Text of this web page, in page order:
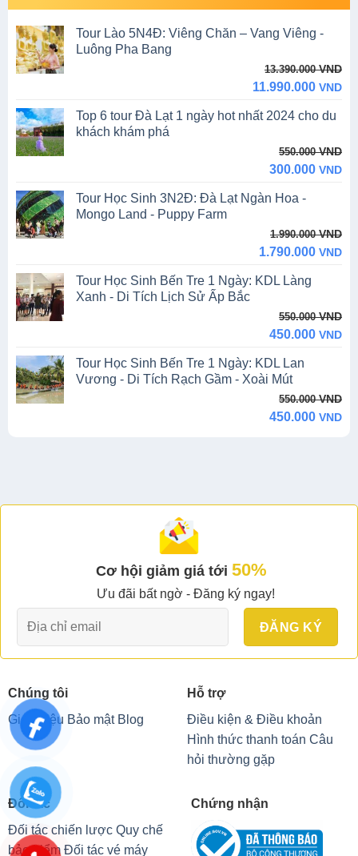
Tour Lào 5N4Đ: Viêng Chăn – Vang Viêng -
Luông Pha Bang
13.390.000VND
13.390.000 VND.
11.990.000 VND
11.990.000 VND.
Top 6 tour Đà Lạt 1 ngày hot nhất 2024 cho du
khách khám phá
550.000VND
550.000 VND.
300.000 VND
300.000 VND.
Tour Học Sinh 3N2Đ: Đà Lạt Ngàn Hoa -
Mongo Land - Puppy Farm
1.990.000VND
1.990.000 VND.
1.790.000 VND
1.790.000 VND.
Tour Học Sinh Bến Tre 1 Ngày: KDL Làng
Xanh - Di Tích Lịch Sử Ấp Bắc
550.000VND
550.000 VND.
450.000 VND
450.000 VND.
Tour Học Sinh Bến Tre 1 Ngày: KDL Lan
Vương - Di Tích Rạch Gầm - Xoài Mút
550.000VND
450.000 VND
Cơ hội giảm giá tới 50%
Ưu đãi bất ngờ - Đăng ký ngay!
Chúng tôi
Giới thiệu Bảo mật Blog
Hỗ trợ
Điều kiện & Điều khoản
Hình thức thanh toán Câu
hỏi thường gặp
Đối tác
Đối tác chiến lược Quy chế
bảo hiểm Đối tác vé máy
Chứng nhận